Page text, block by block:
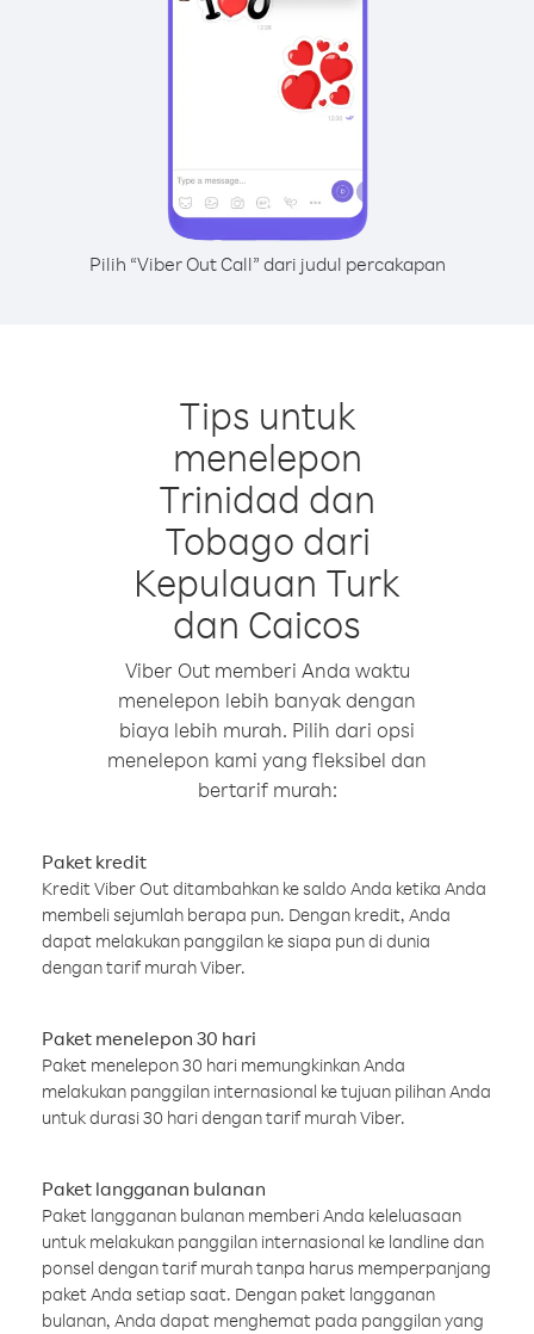
Pilih “Viber Out Call” dari judul percakapan
Tips untuk
menelepon
Trinidad dan
Tobago dari
Kepulauan Turk
dan Caicos
Viber Out memberi Anda waktu
menelepon lebih banyak dengan
biaya lebih murah. Pilih dari opsi
menelepon kami yang fleksibel dan
bertarif murah:
Paket kredit
Kredit Viber Out ditambahkan ke saldo Anda ketika Anda
membeli sejumlah berapa pun. Dengan kredit, Anda
dapat melakukan panggilan ke siapa pun di dunia
dengan tarif murah Viber.
Paket menelepon 30 hari
Paket menelepon 30 hari memungkinkan Anda
melakukan panggilan internasional ke tujuan pilihan Anda
untuk durasi 30 hari dengan tarif murah Viber.
Paket langganan bulanan
Paket langganan bulanan memberi Anda keleluasaan
untuk melakukan panggilan internasional ke landline dan
ponsel dengan tarif murah tanpa harus memperpanjang
paket Anda setiap saat. Dengan paket langganan
bulanan, Anda dapat menghemat pada panggilan yang